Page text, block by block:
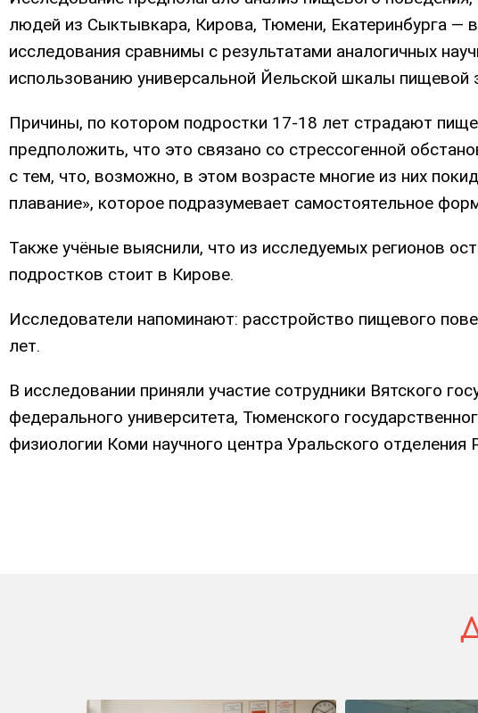
людей из Сыктывкара, Кирова, Тюмени, Екатеринбурга —
исследования сравнимы с результатами аналогичных
использованию универсальной Йельской шкалы пищевой
Причины, по котором подростки 17-18 лет страдают
предположить, что это связано со стрессогенной
с тем, что, возможно, в этом возрасте многие из них
плавание», которое подразумевает самостоятельное
Также учёные выяснили, что из исследуемых регионов
подростков стоит в Кирове.
Исследователи напоминают: расстройство пищевого
лет.
В исследовании приняли участие сотрудники Вятского
федерального университета, Тюменского
физиологии Коми научного центра Уральского отделения